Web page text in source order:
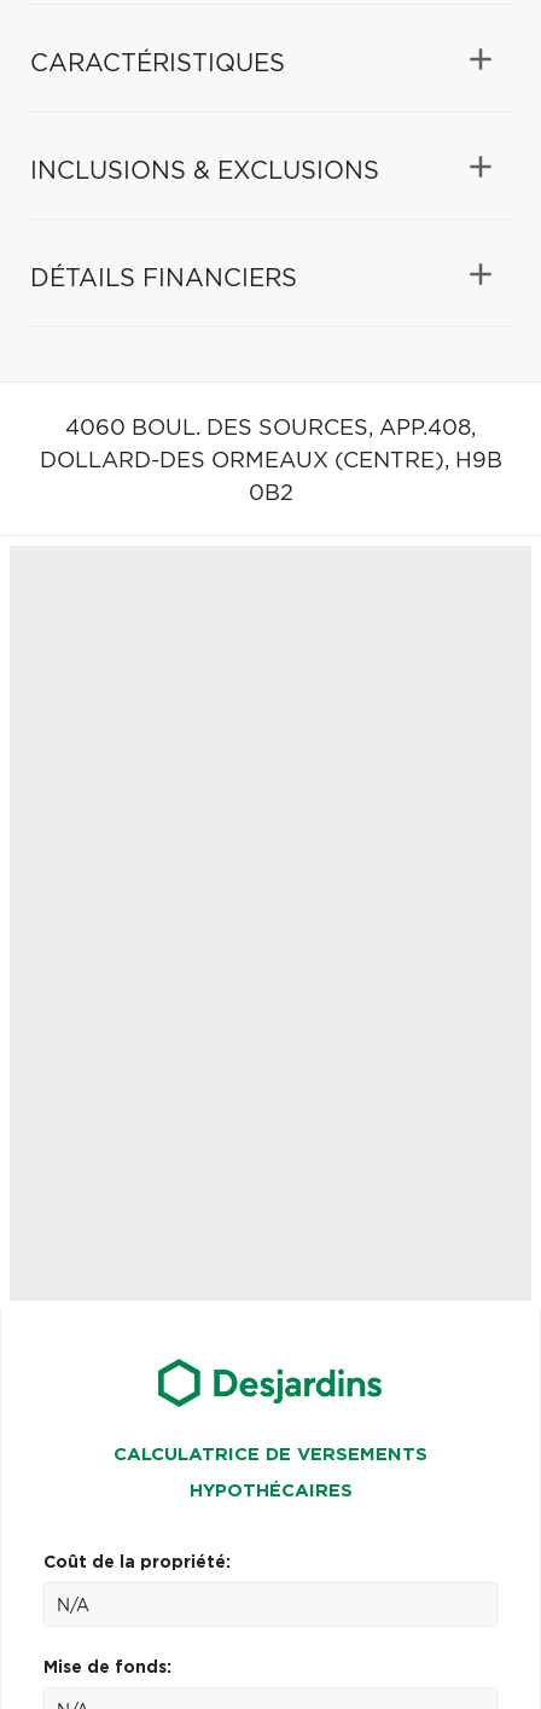
CARACTÉRISTIQUES
INCLUSIONS & EXCLUSIONS
DÉTAILS FINANCIERS
4060 BOUL. DES SOURCES, APP.408,
DOLLARD-DES ORMEAUX (CENTRE), H9B
0B2
CALCULATRICE DE VERSEMENTS
HYPOTHÉCAIRES
Coût de la propriété:
Mise de fonds: